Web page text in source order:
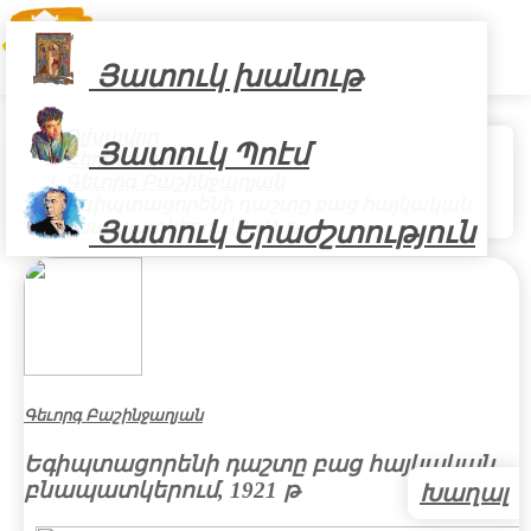
Յատուկ խանութ
Յատուկ Պոէմ
Յատուկ Երաժշտություն
Գլխավոր
Հեղինակներ
Գեւորգ Բաշինջաղյան
Եգիպտացորենի դաշտը բաց հայկական
բնապատկերում, 1921 թ
Գեւորգ Բաշինջաղյան
Եգիպտացորենի դաշտը բաց հայկական
բնապատկերում, 1921 թ
Խաղալ